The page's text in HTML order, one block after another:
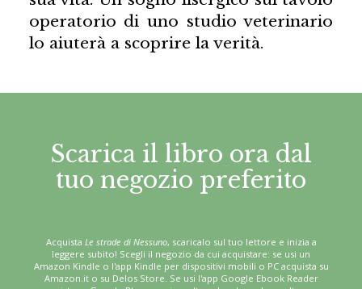
operatorio di uno studio veterinario
lo aiuterà a scoprire la verità.
Scarica il libro ora dal
tuo negozio preferito
Acquista Le strade di Nessuno, scaricalo sul tuo lettore e inizia a
leggere subito! Scegli il negozio da cui acquistare: se usi un
Amazon Kindle o l'app Kindle per dispositivi mobili o PC acquista su
Amazon.it o su Delos Store. Se usi l'app Google Ebook Reader